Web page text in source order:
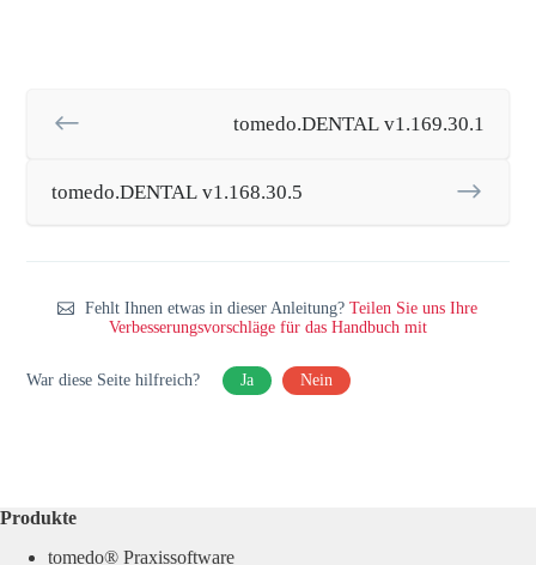
tomedo.DENTAL v1.169.30.1
tomedo.DENTAL v1.168.30.5
Fehlt Ihnen etwas in dieser Anleitung?Teilen Sie uns Ihre
Verbesserungsvorschläge für das Handbuch mit
War diese Seite hilfreich? Ja Nein
Produkte
tomedo® Praxissoftware